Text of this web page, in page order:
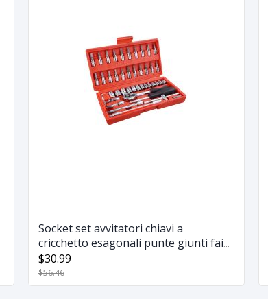
Socket set avvitatori chiavi a
cricchetto esagonali punte giunti fai
da te Srunv 46 pcs
$30.99
$56.46